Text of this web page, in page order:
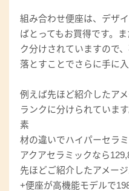
組み合わせ便座は、デザ
ばとってもお買得です。
ク分けされていますので
落とすことでさらに手に
例えば先ほど紹介したア
ランクに分けられています
素
材の違いでハイパーセラ
アクアセラミックなら
先ほどご紹介したアメー
+便座が高機能モデルで